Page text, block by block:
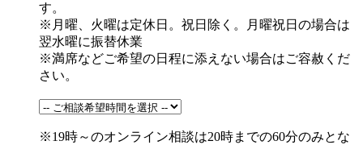
す。
※月曜、火曜は定休日。祝日除く。月曜祝日の場合は
翌水曜に振替休業
※満席などご希望の日程に添えない場合はご容赦くだ
さい。
※19時～のオンライン相談は20時までの60分のみとな